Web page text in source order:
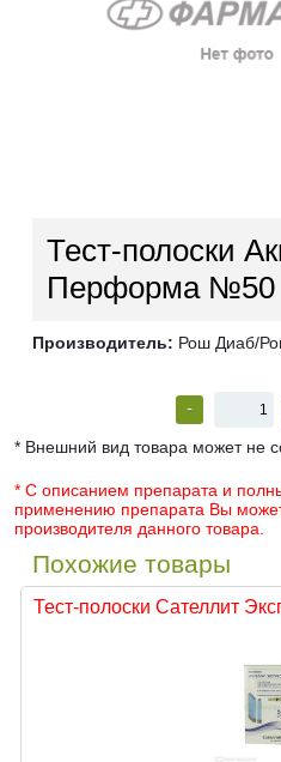
Тест-полоски
Перформа №50
Производитель: Рош Диаб/
-
* Внешний вид товара может не
* С описанием препарата и
применению препарата Вы
производителя данного товара.
Похожие товары
Тест-полоски Сателлит